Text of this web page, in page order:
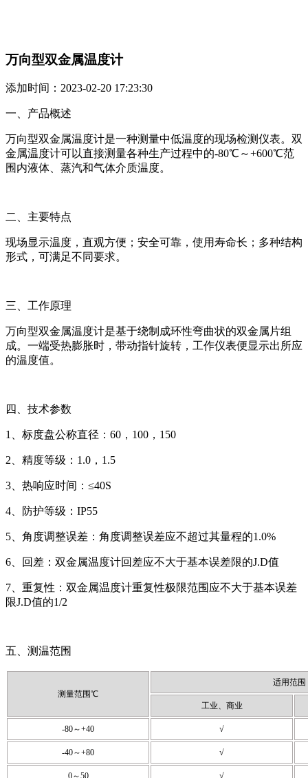
万向型双金属温度计
添加时间：2023-02-20 17:23:30
一、产品概述
万向型双金属温度计是一种测量中低温度的现场检测仪表。双
金属温度计可以直接测量各种生产过程中的-80℃～+600℃范
围内液体、蒸汽和气体介质温度。
二、主要特点
现场显示温度，直观方便；安全可靠，使用寿命长；多种结构
形式，可满足不同要求。
三、工作原理
万向型双金属温度计是基于绕制成环性弯曲状的双金属片组
成。一端受热膨胀时，带动指针旋转，工作仪表便显示出所应
的温度值。
四、技术参数
1、标度盘公称直径：60，100，150
2、精度等级：1.0，1.5
3、热响应时间：≤40S
4、防护等级：IP55
5、角度调整误差：角度调整误差应不超过其量程的1.0%
6、回差：双金属温度计回差应不大于基本误差限的J.D值
7、重复性：双金属温度计重复性极限范围应不大于基本误差
限J.D值的1/2
五、测温范围
测量范围℃
适用范围
工业、商业
-80～+40 √
-40～+80 √